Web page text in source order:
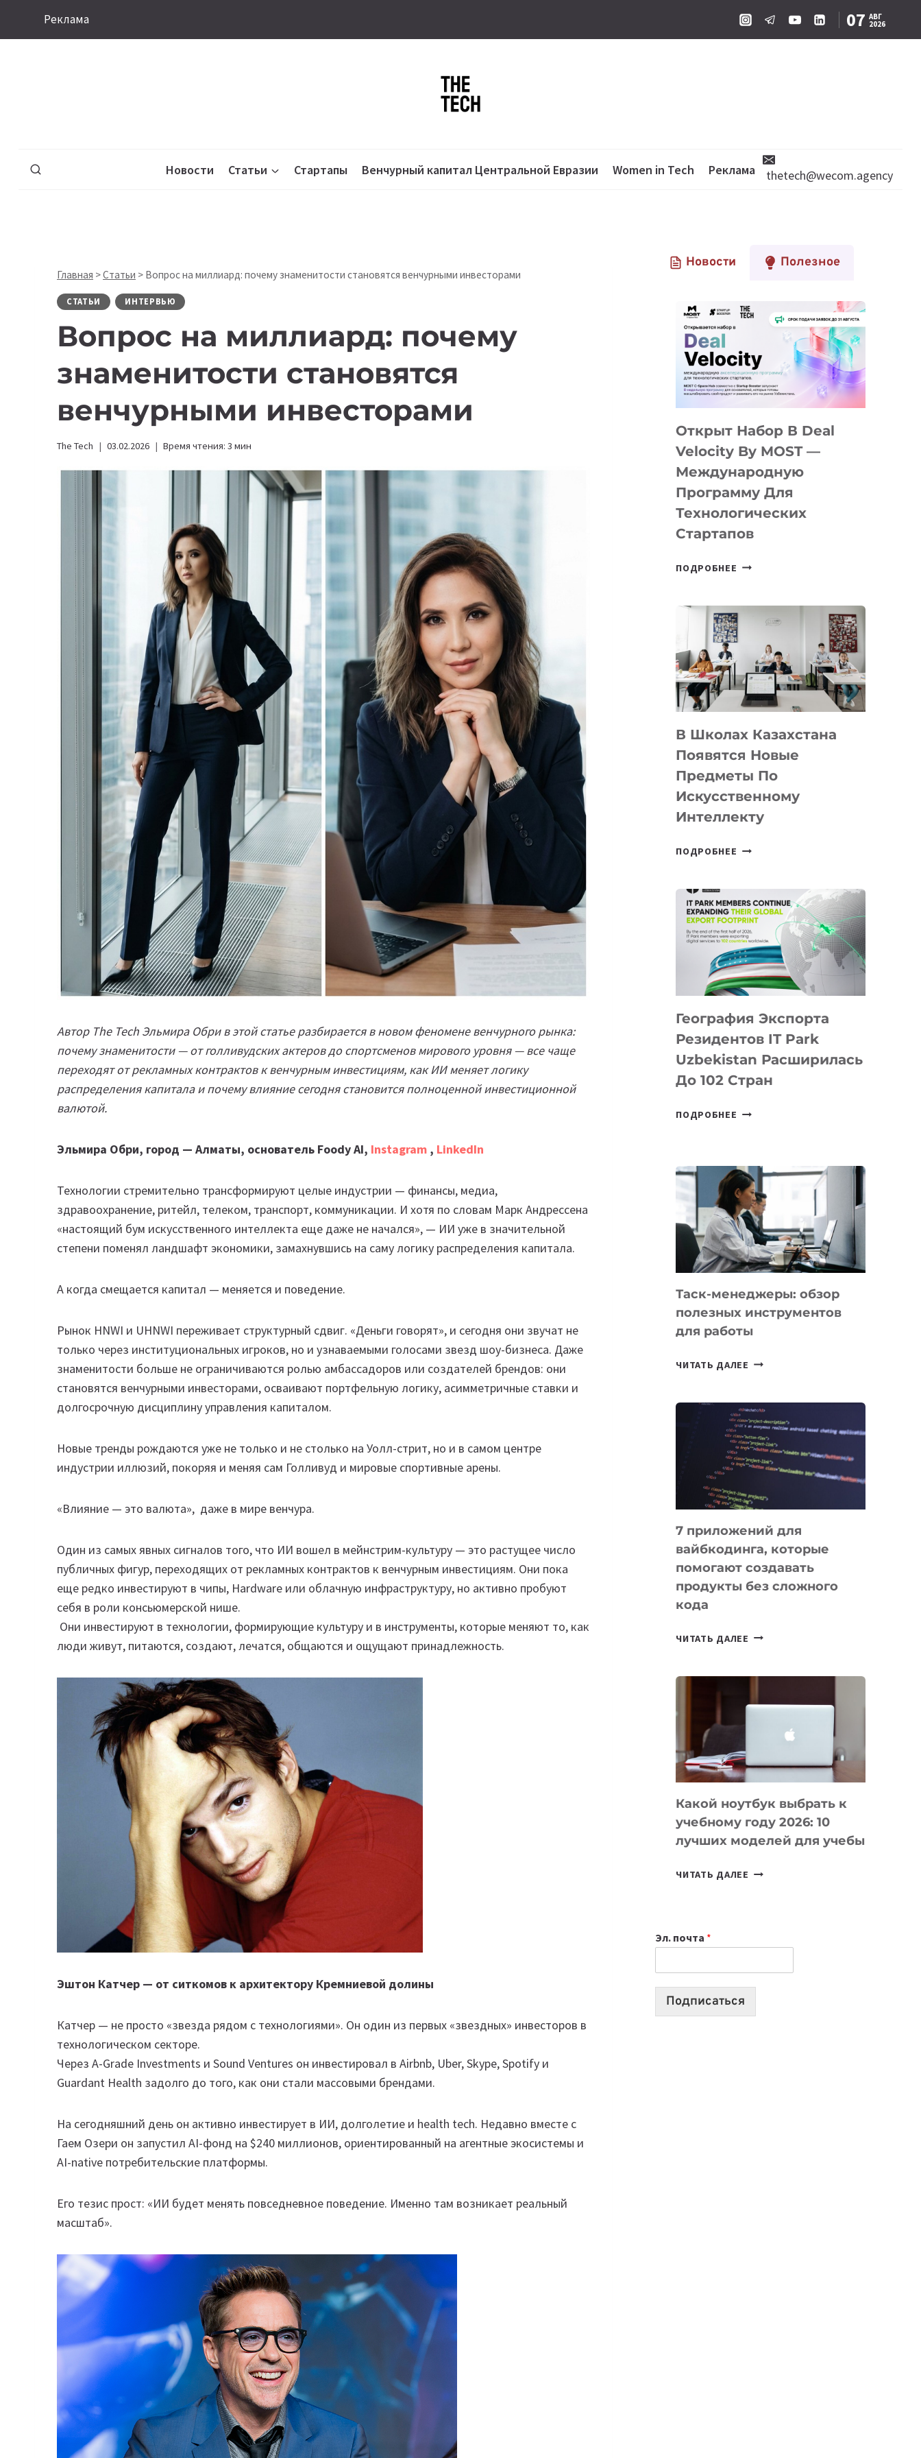
Реклама 07 АВГ
2026
Новости Статьи Стартапы Венчурный капитал Центральной Евразии Women in Tech Реклама thetech@wecom.agency
Главная >Статьи > Вопрос на миллиард: почему знаменитости становятся венчурными инвесторами
СТАТЬИ ИНТЕРВЬЮ
Вопрос на миллиард: почему
знаменитости становятся
венчурными инвесторами
The Tech 03.02.2026 Время чтения: 3 мин
Автор The Tech Эльмира Обри в этой статье разбирается в новом феномене венчурного рынка:
почему знаменитости — от голливудских актеров до спортсменов мирового уровня — все чаще
переходят от рекламных контрактов к венчурным инвестициям, как ИИ меняет логику
распределения капитала и почему влияние сегодня становится полноценной инвестиционной
валютой.
Эльмира Обри, город — Алматы, основатель Foody AI, Instagram , LinkedIn
Технологии стремительно трансформируют целые индустрии — финансы, медиа,
здравоохранение, ритейл, телеком, транспорт, коммуникации. И хотя по словам Марк Андрессена
«настоящий бум искусственного интеллекта еще даже не начался», — ИИ уже в значительной
степени поменял ландшафт экономики, замахнувшись на саму логику распределения капитала.
А когда смещается капитал — меняется и поведение.
Рынок HNWI и UHNWI переживает структурный сдвиг. «Деньги говорят», и сегодня они звучат не
только через институциональных игроков, но и узнаваемыми голосами звезд шоу-бизнеса. Даже
знаменитости больше не ограничиваются ролью амбассадоров или создателей брендов: они
становятся венчурными инвесторами, осваивают портфельную логику, асимметричные ставки и
долгосрочную дисциплину управления капиталом.
Новые тренды рождаются уже не только и не столько на Уолл-стрит, но и в самом центре
индустрии иллюзий, покоряя и меняя сам Голливуд и мировые спортивные арены.
«Влияние — это валюта», даже в мире венчура.
Один из самых явных сигналов того, что ИИ вошел в мейнстрим-культуру — это растущее число
публичных фигур, переходящих от рекламных контрактов к венчурным инвестициям. Они пока
еще редко инвестируют в чипы, Hardware или облачную инфраструктуру, но активно пробуют
себя в роли консьюмерской нише.
Они инвестируют в технологии, формирующие культуру и в инструменты, которые меняют то, как
люди живут, питаются, создают, лечатся, общаются и ощущают принадлежность.
Эштон Катчер — от ситкомов к архитектору Кремниевой долины
Катчер — не просто «звезда рядом с технологиями». Он один из первых «звездных» инвесторов в
технологическом секторе.
Через A-Grade Investments и Sound Ventures он инвестировал в Airbnb, Uber, Skype, Spotify и
Guardant Health задолго до того, как они стали массовыми брендами.
На сегодняшний день он активно инвестирует в ИИ, долголетие и health tech. Недавно вместе с
Гаем Озери он запустил AI-фонд на $240 миллионов, ориентированный на агентные экосистемы и
AI-native потребительские платформы.
Его тезис прост: «ИИ будет менять повседневное поведение. Именно там возникает реальный
масштаб».
Новости Полезное
Открыт Набор В Deal
Velocity By MOST —
Международную
Программу Для
Технологических
Стартапов
ПОДРОБНЕЕ ОТКРЫТ
DEAL
VELOCITY
MOST
—
МЕЖДУНАРОДНУЮ
ДЛЯ
ТЕХНОЛОГИЧЕСКИХ
СТАРТАПОВ
В Школах Казахстана
Появятся Новые
Предметы По
Искусственному
Интеллекту
ПОДРОБНЕЕ
ПОЯВЯТСЯ
НОВЫЕ
ПРЕДМЕТЫ
ПО
ИСКУССТВЕННОМУ
ИНТЕЛЛЕКТУ
География Экспорта
Резидентов IT Park
Uzbekistan Расширилась
До 102 Стран
ПОДРОБНЕЕ ГЕОГРАФИЯ
PARK
UZBEKISTAN
РАСШИРИЛАСЬ
ДО
102
СТРАН
Таск-менеджеры: обзор
полезных инструментов
для работы
ЧИТАТЬ ДАЛЕЕ ТАСК-
ПОЛЕЗНЫХ
ИНСТРУМЕНТОВ
ДЛЯ
РАБОТЫ
7 приложений для
вайбкодинга, которые
помогают создавать
продукты без сложного
кода
ЧИТАТЬ ДАЛЕЕ
КОТОРЫЕ
СОЗДАВАТЬ
БЕЗ
КОДА
Какой ноутбук выбрать к
учебному году 2026: 10
лучших моделей для учебы
ЧИТАТЬ ДАЛЕЕ КАКОЙ
2026:
10
Эл. почта *
Подписаться